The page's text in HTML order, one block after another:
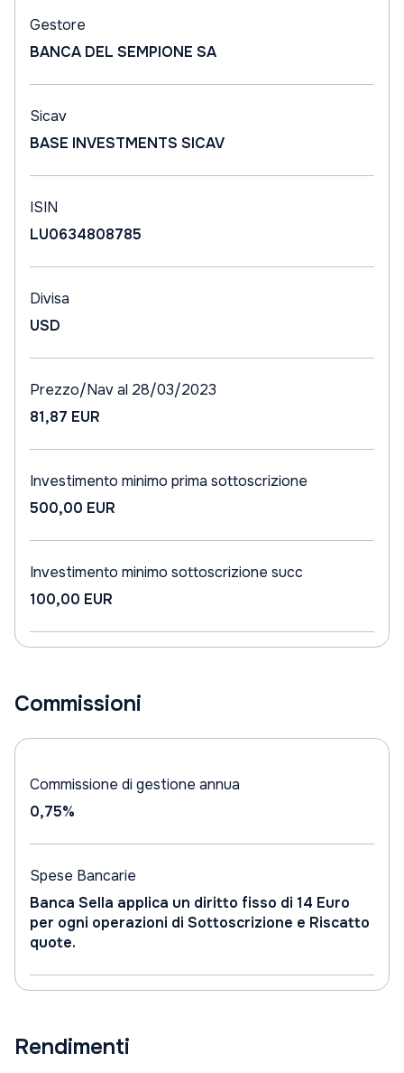
Gestore
BANCA DEL SEMPIONE SA
Sicav
BASE INVESTMENTS SICAV
ISIN
LU0634808785
Divisa
USD
Prezzo/Nav al 28/03/2023
81,87 EUR
Investimento minimo prima sottoscrizione
500,00 EUR
Investimento minimo sottoscrizione succ
100,00 EUR
Commissioni
Commissione di gestione annua
0,75%
Spese Bancarie
Banca Sella applica un diritto fisso di 14 Euro
per ogni operazioni di Sottoscrizione e Riscatto
quote.
Rendimenti